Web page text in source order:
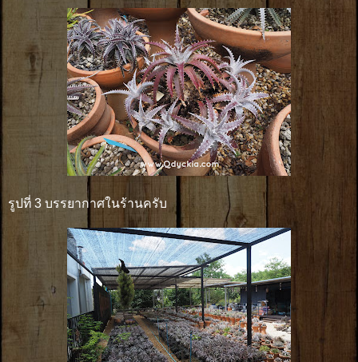
รูปที่ 3 บรรยากาศในร้านครับ